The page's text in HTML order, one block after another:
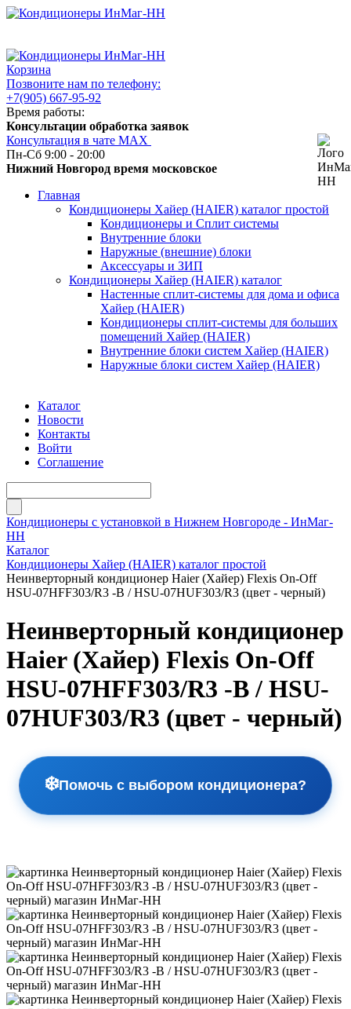
Корзина
Позвоните нам по телефону:
+7(905) 667-95-92
Время работы:
Консультации обработка заявок
Консультация в чате МАХ
Пн-Сб 9:00 - 20:00
Нижний Новгород время московское
Главная
Кондиционеры Хайер (HAIER) каталог простой
Кондиционеры и Сплит системы
Внутренние блоки
Наружные (внешние) блоки
Аксессуары и ЗИП
Кондиционеры Хайер (HAIER) каталог
Настенные сплит-системы для дома и офиса
Хайер (HAIER)
Кондиционеры сплит-системы для больших
помещений Хайер (HAIER)
Внутренние блоки систем Хайер (HAIER)
Наружные блоки систем Хайер (HAIER)
Каталог
Новости
Контакты
Войти
Соглашение
Кондиционеры с установкой в Нижнем Новгороде - ИнМаг-
НН
Каталог
Кондиционеры Хайер (HAIER) каталог простой
Неинверторный кондиционер Haier (Хайер) Flexis On-Off
HSU-07HFF303/R3 -B / HSU-07HUF303/R3 (цвет - черный)
Неинверторный кондиционер
Haier (Хайер) Flexis On-Off
HSU-07HFF303/R3 -B / HSU-
07HUF303/R3 (цвет - черный)
❄️Помочь с выбором кондиционера?